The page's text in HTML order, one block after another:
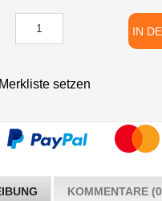
IN
setzen
KOMMENTARE